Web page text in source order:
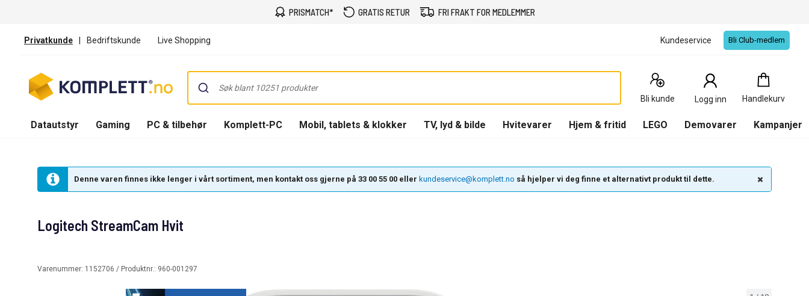
PRISMATCH* GRATIS RETUR FRI FRAKT FOR MEDLEMMER
Privatkunde | Bedriftskunde Live Shopping Kundeservice Bli Club-medlem
Bli kunde Logg inn Handlekurv
Handlekurv
0
Produkter
Datautstyr Gaming PC & tilbehør Komplett-PC Mobil, tablets & klokker TV, lyd & bilde Hvitevarer Hjem & fritid LEGO Demovarer Kampanjer
Denne varen finnes ikke lenger i vårt sortiment, men kontakt oss gjerne på 33 00 55 00 eller kundeservice@komplett.no så hjelper vi deg finne et alternativt produkt til dette.
Logitech StreamCam Hvit
Varenummer: 1152706 / Produktnr.: 960-001297